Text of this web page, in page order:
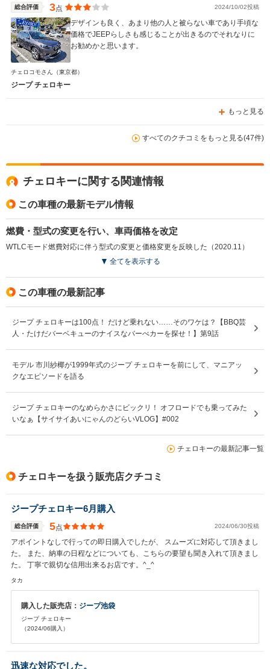
総合評価 3点 2024/10/02投稿
デザインも良く、あまり他の人と被らない車であり手頃な
価格でJEEPらしさも感じることが出きるのでそれなりに
お勧めかと思います。
チェロコモさん （東京都）
ジープ チェロキー
もっと見る
すべてのクチコミをもっと見る(47件)
チェロキーに関する関連情報
この車種の最新モデル情報
燃費・型式の変更を行い、車両価格を改定
WTLCモード燃費対応に伴う型式の変更と価格変更を反映した（2020.11）
全てを表示する
この車種の最新記事
ジープ チェロキーは100点！ だけど乗れない……そのワケは？【BBQ芸
人・たけだバーベキューのナイスなバーべカーを探せ！】第9話
モデル 市川紗椰が1999年式のジープ チェロキーを前にして、マニアッ
クなエピソードを語る
ジープ チェロキーのなめらかさにビックリ！ オフロードでも乗ってみた
いなぁ【サイサイあいにゃんのどらいVLOG】#002
チェロキーの最新記事一覧
チェロキーを扱う販売店クチコミ
ジープチェロキー6月購入
総合評価 5点 2024/06/30投稿
アポイントなしで行っての即日購入でしたが、 スムーズに対応して頂きまし
た。 また、納車の日程などについても、こちらの要望も聞き入れて頂きまし
た。 丁寧で親切な信用出来るお店です。^_^
タカ
購入した販売店： ジープ池袋
ジープ チェロキー
（2024/06購入）
迅速な対応でした。